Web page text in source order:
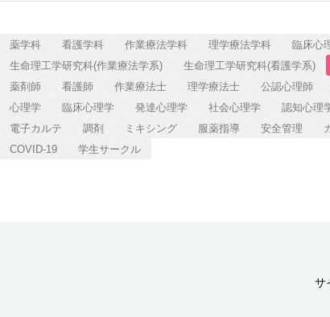
薬学科 看護学科 作業療法学科 理学療法学科 臨床心
生命理工学研究科(作業療法学系)
生命理工学研究科(看護学系)
薬剤師
看護師 作業療法士 理学療法士 公認心理師
心理学
臨床心理学 発達心理学 社会心理学 認知心理
電子カルテ
調剤 ミキシング 服薬指導 安全管理
COVID-19
学生サークル
サ